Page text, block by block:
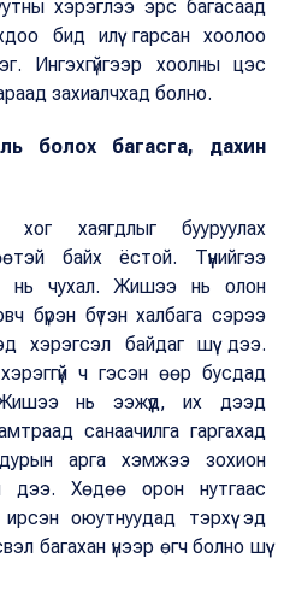
хэрэглээ эрс багасаад
бид илүү гарсан хоолоо
Ингэхгүйгээр хоолны цэс
захиалчхад болно.
болох багасга, дахин
хог хаягдлыг бууруулах
байх ёстой. Түүнийгээ
нь чухал. Жишээ нь олон
бүрэн бүтэн халбага сэрээ
хэрэгсэл байдаг шүү дээ.
ч гэсэн өөр бусдад
нь ээжүүд, их дээд
санаачилга гаргахад
арга хэмжээ зохион
дээ. Хөдөө орон нутгаас
оюутнуудад тэрхүү эд
багахан үнээр өгч болно шүү